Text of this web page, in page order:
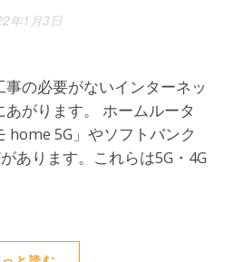
年1月3日
あがります。 ホームルータ
home 5G」やソフトバンク
あります。これらは5G・4G